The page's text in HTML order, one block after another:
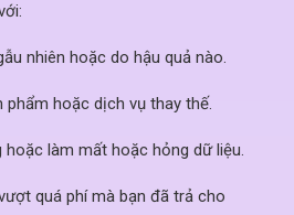
nhiên hoặc do hậu quả nào.
hoặc dịch vụ thay thế.
làm mất hoặc hỏng dữ liệu.
quá phí mà bạn đã trả cho